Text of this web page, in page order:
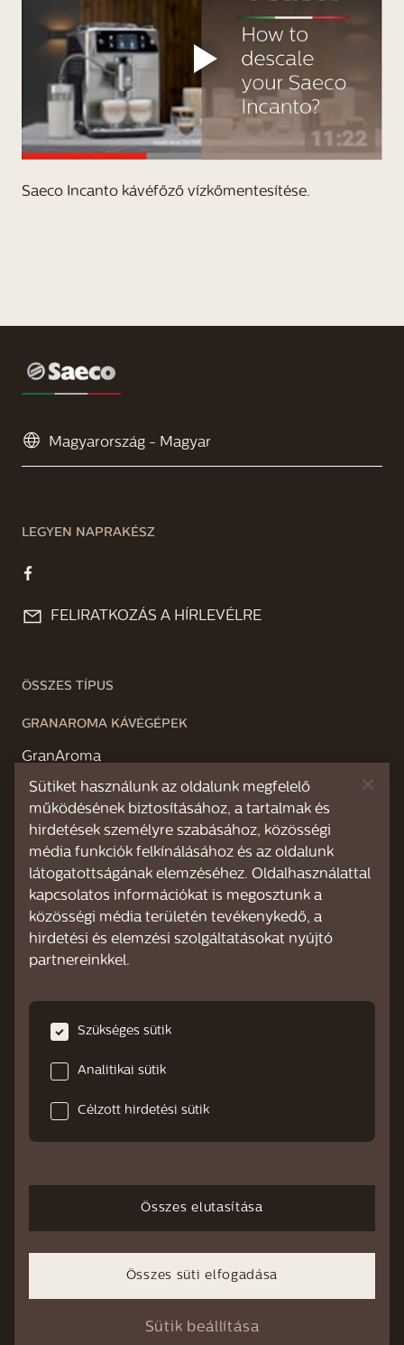
Saeco Incanto kávéfőző vízkőmentesítése.
LEGYEN NAPRAKÉSZ
FELIRATKOZÁS A HÍRLEVÉLRE
ÖSSZES TÍPUS
GRANAROMA KÁVÉGÉPEK
GranAroma
GranAroma Deluxe
XELSIS KÁVÉGÉPEK
Xelsis Suprema
RÓLUNK
Támogató videók
© 2022. Minden jog fenntartva. Felhasználói feltételek és adatvédelem
Sütiket használunk az oldalunk megfelelő
működésének biztosításához, a tartalmak és
hirdetések személyre szabásához, közösségi
média funkciók felkínálásához és az oldalunk
látogatottságának elemzéséhez. Oldalhasználattal
kapcsolatos információkat is megosztunk a
közösségi média területén tevékenykedő, a
hirdetési és elemzési szolgáltatásokat nyújtó
partnereinkkel.
Szükséges sütik
Analitikai sütik
Célzott hirdetési sütik
Összes elutasítása
Összes süti elfogadása
Sütik beállítása